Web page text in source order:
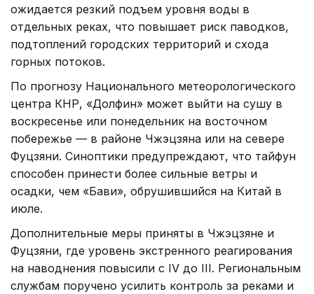
ожидается резкий подъем уровня воды в
отдельных реках, что повышает риск паводков,
подтоплений городских территорий и схода
горных потоков.
По прогнозу Национального метеорологического
центра КНР, «Долфин» может выйти на сушу в
воскресенье или понедельник на восточном
побережье — в районе Чжэцзяна или на севере
Фуцзяни. Синоптики предупреждают, что тайфун
способен принести более сильные ветры и
осадки, чем «Бави», обрушившийся на Китай в
июле.
Дополнительные меры приняты в Чжэцзяне и
Фуцзяни, где уровень экстренного реагирования
на наводнения повысили с IV до III. Региональным
службам поручено усилить контроль за реками и